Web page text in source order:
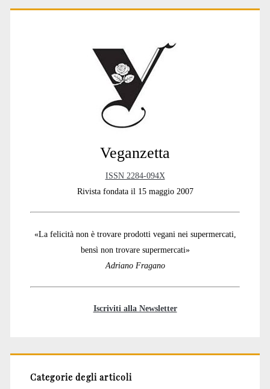
Primary
Veganzetta
ISSN 2284-094X
Rivista fondata il 15 maggio 2007
«La felicità non è trovare prodotti vegani nei supermercati,
bensì non trovare supermercati»
Adriano Fragano
Iscriviti alla Newsletter
Categorie degli articoli